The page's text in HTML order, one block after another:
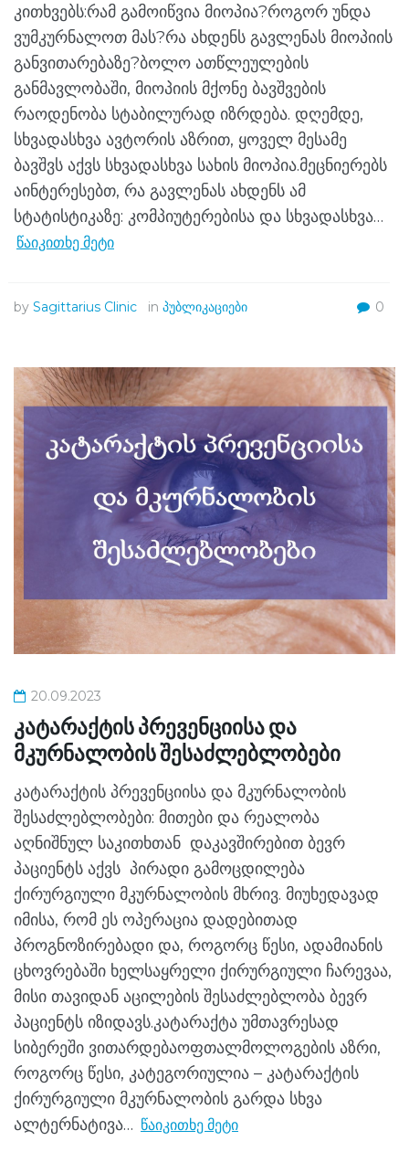
კითხვებს:რამ გამოიწვია მიოპია?როგორ უნდა
ვუმკურნალოთ მას?რა ახდენს გავლენას მიოპიის
განვითარებაზე?ბოლო ათწლეულების
განმავლობაში, მიოპიის მქონე ბავშვების
რაოდენობა სტაბილურად იზრდება. დღემდე,
სხვადასხვა ავტორის აზრით, ყოველ მესამე
ბავშვს აქვს სხვადასხვა სახის მიოპია.მეცნიერებს
აინტერესებთ, რა გავლენას ახდენს ამ
სტატისტიკაზე: კომპიუტერებისა და სხვადასხვა…
წაიკითხე მეტი
by Sagittarius Clinic in პუბლიკაციები 0
20.09.2023
კატარაქტის პრევენციისა და
მკურნალობის შესაძლებლობები
კატარაქტის პრევენციისა და მკურნალობის
შესაძლებლობები: მითები და რეალობა
აღნიშნულ საკითხთან დაკავშირებით ბევრ
პაციენტს აქვს პირადი გამოცდილება
ქირურგიული მკურნალობის მხრივ. მიუხედავად
იმისა, რომ ეს ოპერაცია დადებითად
პროგნოზირებადი და, როგორც წესი, ადამიანის
ცხოვრებაში ხელსაყრელი ქირურგიული ჩარევაა,
მისი თავიდან აცილების შესაძლებლობა ბევრ
პაციენტს იზიდავს.კატარაქტა უმთავრესად
სიბერეში ვითარდებაოფთალმოლოგების აზრი,
როგორც წესი, კატეგორიულია – კატარაქტის
ქირურგიული მკურნალობის გარდა სხვა
ალტერნატივა… წაიკითხე მეტი